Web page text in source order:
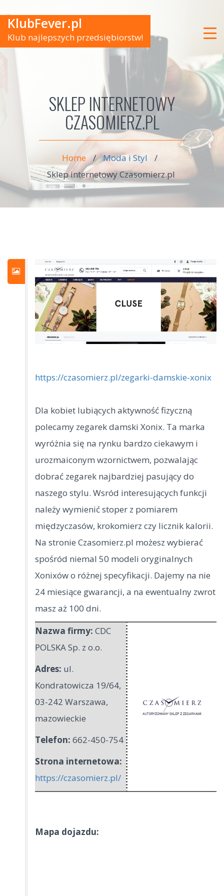
KlubFever.pl
Klub najlepszych przedsiębiorstw!
SKLEP INTERNETOWY
CZASOMIERZ.PL
Home / Moda i Styl
/
Sklep internetowy Czasomierz.pl
https://czasomierz.pl/zegarki-damskie-xonix
Dla kobiet lubiących aktywność fizyczną
polecamy zegarek damski Xonix. Ta marka
wyróżnia się na rynku bardzo ciekawym i
urozmaiconym wzornictwem, pozwalając
dobrać zegarek najbardziej pasujący do
naszego stylu. Wsród interesujących funkcji
należy wymienić stoper z pomiarem
międzyczasów, krokomierz czy licznik kalorii.
Na stronie Czasomierz.pl możesz wybierać
spośród niemal 50 modeli oryginalnych
Xonixów o różnej specyfikacji. Dajemy na nie
24 miesiące gwarancji, a na ewentualny zwrot
masz aż 100 dni.
Nazwa firmy: CDC
POLSKA Sp. z o.o.
Adres: ul.
Kondratowicza 19/64,
03-242 Warszawa,
mazowieckie
Telefon: 662-450-754
Strona internetowa:
https://czasomierz.pl/
Mapa dojazdu: